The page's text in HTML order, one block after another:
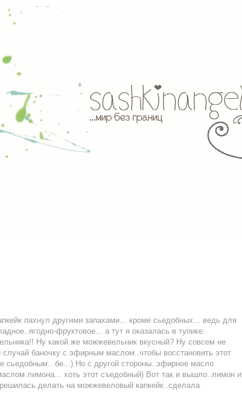
пахнул другими запахами... кроме сьедобных... ведь для
фруктовое... а тут я оказалась в тупике:
Ну какой же можжевельник вкусный? Ну совсем не
баночку с эфирным маслом..чтобы восстановить этот
сьедобным...бе...) Но с другой стороны..эфирное масло
лимона... хоть этот съедобный) Вот так и вышло..лимон и
делать на можжевеловый капкейк..сделала